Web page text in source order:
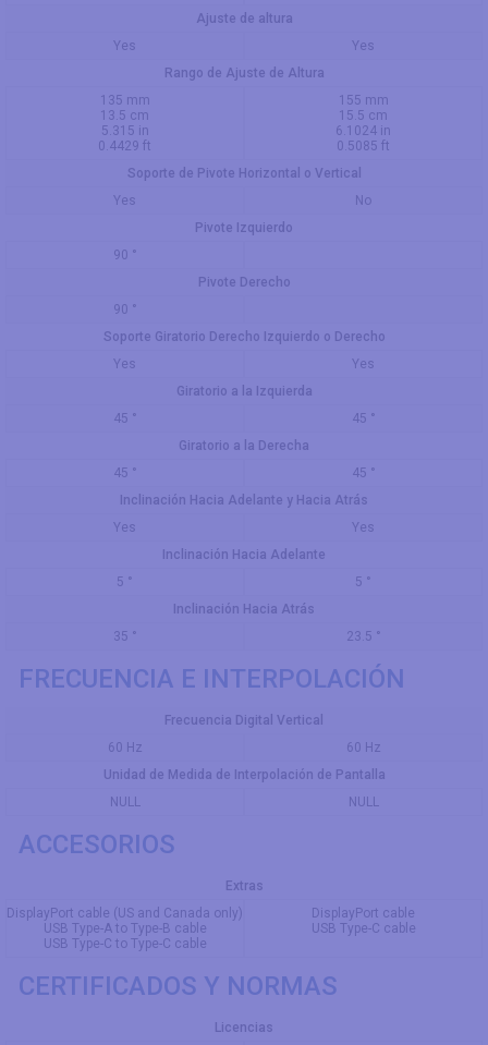
Ajuste de altura
Yes
Yes
Rango de Ajuste de Altura
135 mm
13.5 cm
5.315 in
0.4429 ft
155 mm
15.5 cm
6.1024 in
0.5085 ft
Soporte de Pivote Horizontal o Vertical
Yes
No
Pivote Izquierdo
90 °
Pivote Derecho
90 °
Soporte Giratorio Derecho Izquierdo o Derecho
Yes
Yes
Giratorio a la Izquierda
45 °
45 °
Giratorio a la Derecha
45 °
45 °
Inclinación Hacia Adelante y Hacia Atrás
Yes
Yes
Inclinación Hacia Adelante
5 °
5 °
Inclinación Hacia Atrás
35 °
23.5 °
FRECUENCIA E INTERPOLACIÓN
Frecuencia Digital Vertical
60 Hz
60 Hz
Unidad de Medida de Interpolación de Pantalla
NULL
NULL
ACCESORIOS
Extras
DisplayPort cable (US and Canada only)
USB Type-A to Type-B cable
USB Type-C to Type-C cable
DisplayPort cable
USB Type-C cable
CERTIFICADOS Y NORMAS
Licencias